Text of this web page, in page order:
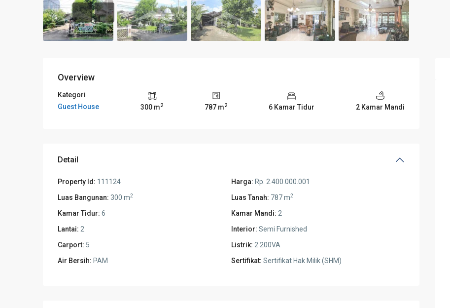
Overview
Kategori
Guest House
300 m2 787 m2 6 Kamar Tidur 2 Kamar Mandi
Detail
Property Id: 111124 Harga: Rp. 2.400.000.001
Luas Bangunan: 300 m2 Luas Tanah: 787 m2
Kamar Tidur: 6 Kamar Mandi: 2
Lantai: 2 Interior: Semi Furnished
Carport: 5 Listrik: 2.200VA
Air Bersih: PAM Sertifikat: Sertifikat Hak Milik (SHM)